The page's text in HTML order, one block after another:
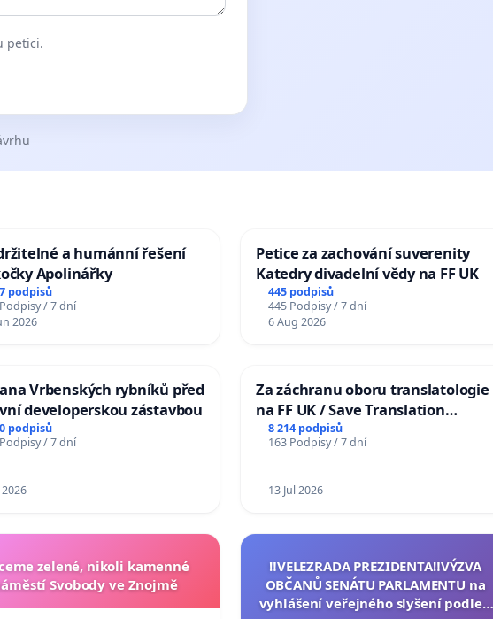
petici.
a humánní řešení
Apolinářky
podpisů
/ 7 dní
2026
Petice za zachování suverenity
Katedry divadelní vědy na FF UK
445 podpisů
445 Podpisy / 7 dní
6 Aug 2026
Vrbenských rybníků před
developerskou zástavbou
podpisů
/ 7 dní
2026
Za záchranu oboru translatologie
na FF UK / Save Translation
Studies at the Faculty of Arts,
Charles University
8 214 podpisů
163 Podpisy / 7 dní
13 Jul 2026
zelené, nikoli kamenné
Svobody ve Znojmě
‼️VELEZRADA PREZIDENTA‼️VÝZVA
OBČANŮ SENÁTU PARLAMENTU na
vyhlášení veřejného slyšení podle §